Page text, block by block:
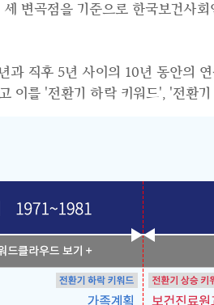
변곡점을 기준으로 한국보건사
과 직후 5년 사이의 10년 동안의
이를 '전환기 하락 키워드', '전환